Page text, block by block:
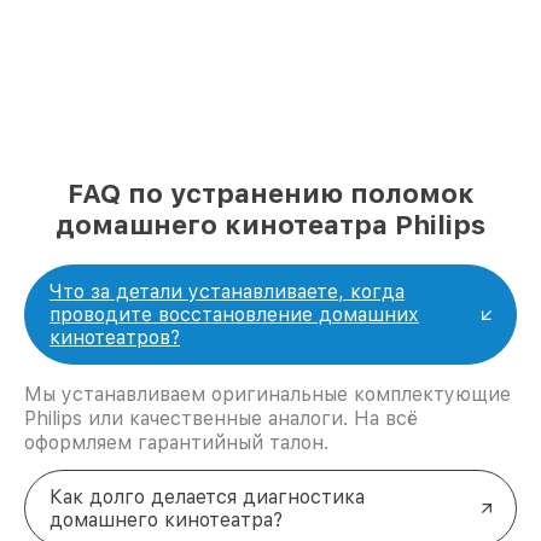
FAQ по устранению поломок
домашнего кинотеатра Philips
Что за детали устанавливаете, когда
проводите восстановление домашних
кинотеатров?
Мы устанавливаем оригинальные комплектующие
Philips или качественные аналоги. На всё
оформляем гарантийный талон.
Как долго делается диагностика
домашнего кинотеатра?